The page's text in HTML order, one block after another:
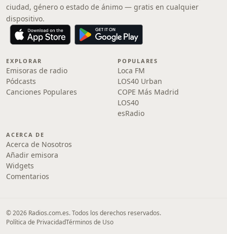
ciudad, género o estado de ánimo — gratis en cualquier
dispositivo.
EXPLORAR
Emisoras de radio
Pódcasts
Canciones Populares
POPULARES
Loca FM
LOS40 Urban
COPE Más Madrid
LOS40
esRadio
ACERCA DE
Acerca de Nosotros
Añadir emisora
Widgets
Comentarios
© 2026 Radios.com.es. Todos los derechos reservados.
Política de PrivacidadTérminos de Uso